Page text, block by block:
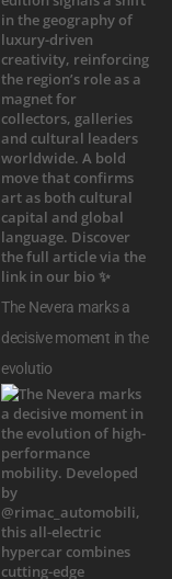
The Nevera marks a
decisive moment in the
evolutio